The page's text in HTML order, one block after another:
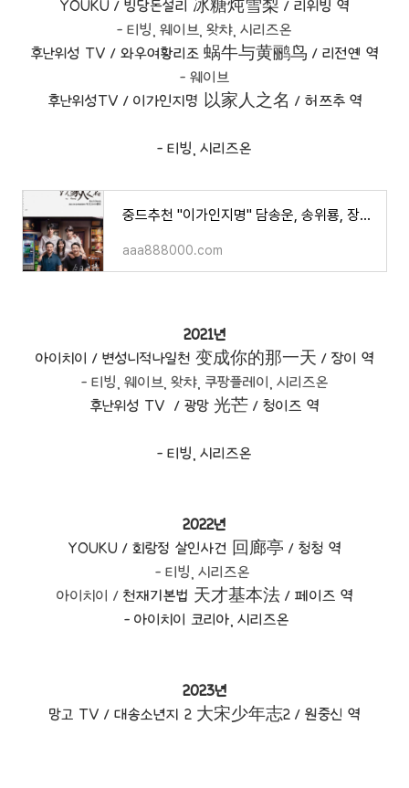
YOUKU / 빙당돈설리 冰糖炖雪梨 / 리위빙 역
- 티빙, 웨이브, 왓챠, 시리즈온
후난위성 TV / 와우여황리조 蜗牛与黄鹂鸟 / 리전옌 역
- 웨이브
후난위성TV / 이가인지명 以家人之名 / 허쯔추 역
- 티빙, 시리즈온
중드추천 "이가인지명" 담송운, 송위룡, 장신성 주연/ 소개, 영상 등
aaa888000.com
2021년
아이치이 / 변성니적나일천 变成你的那一天 / 장이 역
- 티빙, 웨이브, 왓챠, 쿠팡플레이, 시리즈온
후난위성 TV / 광망 光芒 / 청이즈 역
- 티빙, 시리즈온
2022년
YOUKU / 회랑정 살인사건 回廊亭 / 청청 역
- 티빙, 시리즈온
아이치이 / 천재기본법 天才基本法 / 페이즈 역
- 아이치이 코리아, 시리즈온
2023년
망고 TV / 대송소년지 2 大宋少年志2 / 원중신 역